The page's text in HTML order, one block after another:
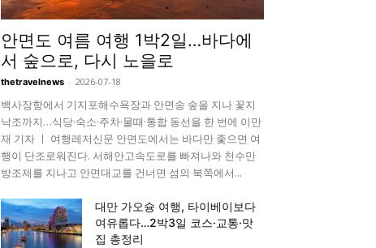
안면도 여름 여행 1박2일…바다에
서 숲으로, 다시 노을로
thetravelnews - 2026-07-18
백사장항에서 기지포해수욕장과 안면송 숲을 지나 꽃지
낙조까지…식당·숙소·주차·물때·통합 동선을 한 번에 이만
재 기자 ㅣ 여행레저신문 안면도에서는 바다만 좇으면 여
행이 단조로워진다. 서해안고속도로를 빠져나와 천수만
방조제를 지나고 안면대교를 건너면 섬의 북쪽에서...
대만 가오슝 여행, 타이베이보다
여유롭다…2박3일 코스·교통·맛
집 총정리